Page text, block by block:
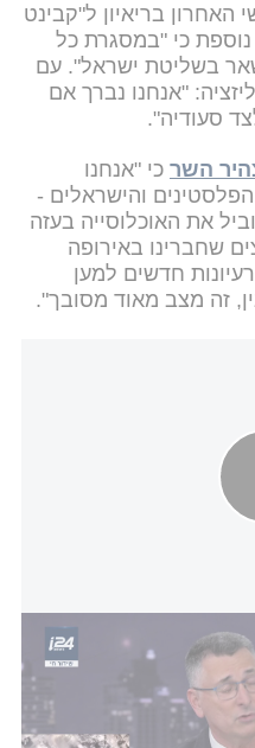
בריאיון ל"קבינט
כי "במסגרת כל
בשליטת ישראל". עם
"אנחנו נברך אם
סעודיה".
השר כי "אנחנו
והישראלים -
את האוכלוסייה בעזה
שחברינו באירופה
חדשים למען
זה מצב מאוד מסובך".
סורית בגולן - תנאי
את תמיכת מדינתה
כי "היה לנו דיון סוער